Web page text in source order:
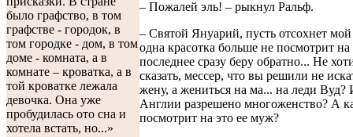
было графство, в том
графстве - городок, в
том городке - дом, в том
доме - комната, а в
комнате – кроватка, а в
той кроватке лежала
девочка. Она уже
пробудилась ото сна и
хотела встать, но...»
– Пожалей эль! – рыкнул Ральф.
– Святой Януарий, пусть отсохнет
одна красотка больше не посмотрит на
последнее сразу беру обратно... Не
сказать, мессер, что вы решили не
жену, а жениться на ма... на леди Вуд?
Англии разрешено многоженство? А
посмотрит на это ее муж?